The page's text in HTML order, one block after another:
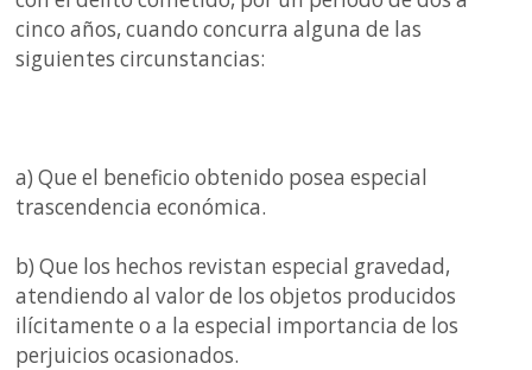
cinco años, cuando concurra alguna de las
siguientes circunstancias:
a) Que el beneficio obtenido posea especial
trascendencia económica.
b) Que los hechos revistan especial gravedad,
atendiendo al valor de los objetos producidos
ilícitamente o a la especial importancia de los
perjuicios ocasionados.